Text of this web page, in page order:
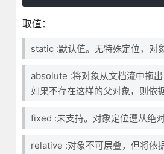
取值：
static :默认值。无特殊定位，对
absolute :将对象从文档流中拖
如果不存在这样的父对象，则依
fixed :未支持。对象定位遵从绝
relative :对象不可层叠，但将依